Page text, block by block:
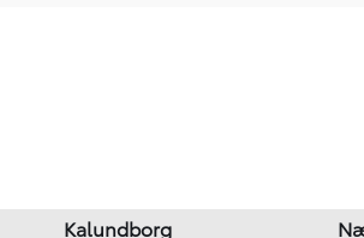
Kalundborg